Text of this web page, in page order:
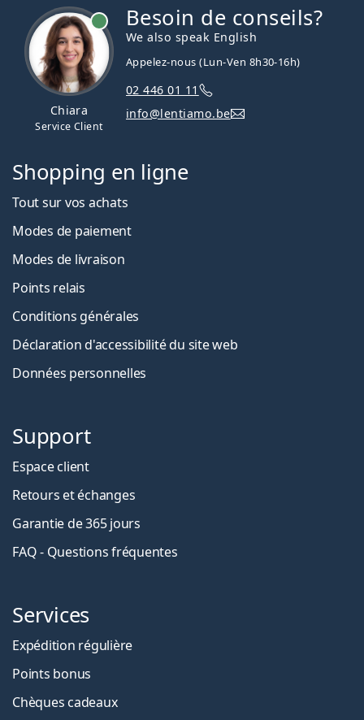
Chiara
Service Client
Besoin de conseils?
We also speak English
Appelez-nous (Lun-Ven 8h30-16h)
02 446 01 11
info@lentiamo.be
Shopping en ligne
Tout sur vos achats
Modes de paiement
Modes de livraison
Points relais
Conditions générales
Déclaration d'accessibilité du site web
Données personnelles
Support
Espace client
Retours et échanges
Garantie de 365 jours
FAQ - Questions fréquentes
Services
Expédition régulière
Points bonus
Chèques cadeaux